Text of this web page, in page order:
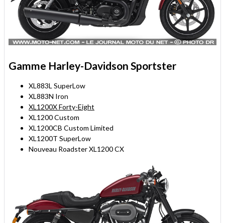
Gamme Harley-Davidson Sportster
XL883L SuperLow
XL883N Iron
XL1200X Forty-Eight
XL1200 Custom
XL1200CB Custom Limited
XL1200T SuperLow
Nouveau Roadster XL1200 CX